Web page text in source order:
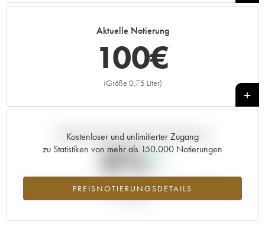
Aktuelle Notierung
100€
(Größe 0,75 Liter)
+
Kostenloser und unlimitierter Zugang
zu Statistiken von mehr als 150.000 Notierungen
PREISNOTIERUNGSDETAILS
Aktuelle Entwicklung der Preisnotierung
0%
Preisanstiegs des Jahrgangs 2014 im Jahr 2026 im Vergleich zum